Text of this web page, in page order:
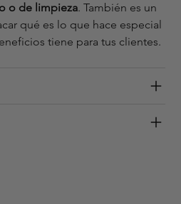
o de limpieza. También es un
qué es lo que hace especial
tiene para tus clientes.